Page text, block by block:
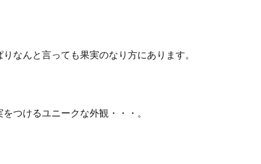
なんと言っても果実のなり方にあります。
つけるユニークな外観・・・。